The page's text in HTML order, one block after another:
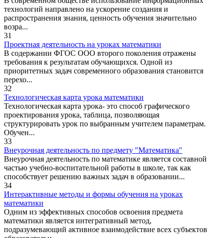
технологий направлено на ускорение создания и
распространения знания, ценность обучения значительно
возра...
31
Проектная деятельность на уроках математики
В содержании ФГОС ООО второго поколения отражены
требования к результатам обучающихся. Одной из
приоритетных задач современного образования становится
перехо...
32
Технологическая карта урока математики
Технологическая карта урока- это способ графического
проектирования урока, таблица, позволяющая
структурировать урок по выбранным учителем параметрам.
Обучен...
33
Внеурочная деятельность по предмету "Математика"
Внеурочная деятельность по математике является составной
частью учебно-воспитательной работы в школе, так как
способствует решению важных задач в образовании...
34
Интерактивные методы и формы обучения на уроках
математики
Одним из эффективных способов освоения предмета
математики является интегративный метод,
подразумевающий активное взаимодействие всех субъектов